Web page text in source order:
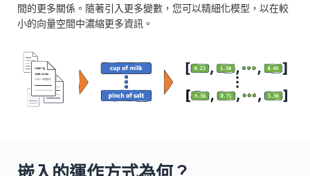
間的更多關係。隨著引入更多變數，您可以精細化模型，以在較
小的向量空間中濃縮更多資訊。